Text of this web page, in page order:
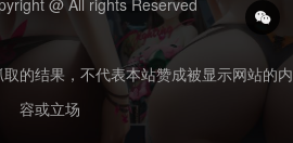
@ All rights Reserved
的结果，不代表本站赞成被显示网站的内
容或立场